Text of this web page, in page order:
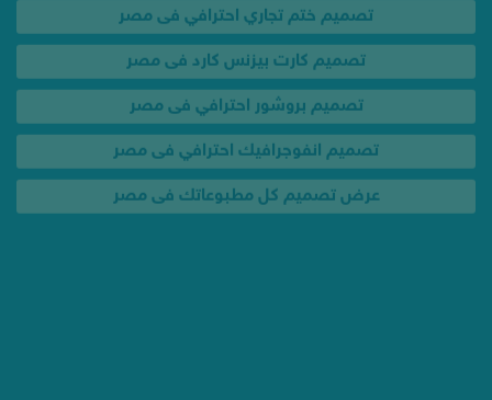
تصميم بروشور احترافي فى مصر
تصميم انفوجرافيك احترافي فى مصر
عرض تصميم كل مطبوعاتك فى مصر